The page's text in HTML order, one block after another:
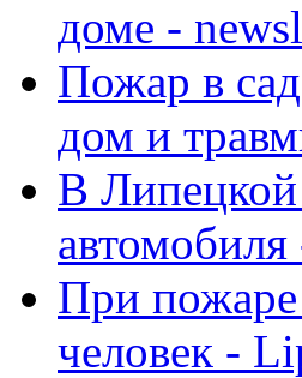
доме -
Пожар в
дом и
В Липецкой
При пожаре
человек -